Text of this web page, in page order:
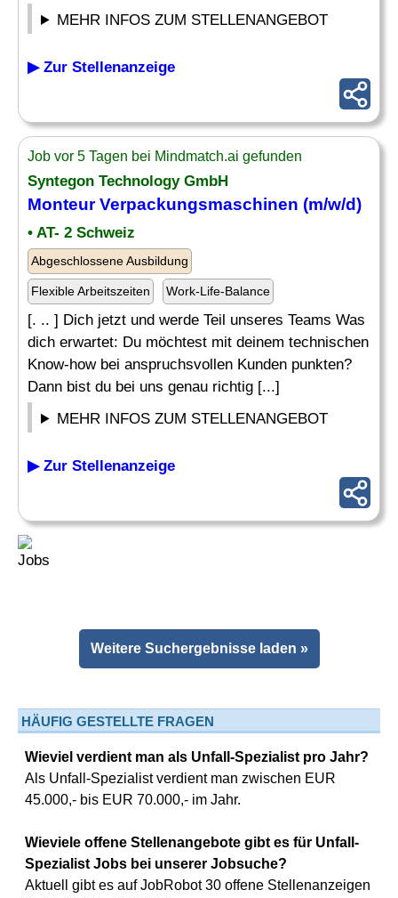
MEHR INFOS ZUM STELLENANGEBOT
▶ Zur Stellenanzeige
Job vor 5 Tagen bei Mindmatch.ai gefunden
Syntegon Technology GmbH
Monteur Verpackungsmaschinen (m/w/d)
• AT- 2 Schweiz
Abgeschlossene Ausbildung
Flexible Arbeitszeiten Work-Life-Balance
[. .. ] Dich jetzt und werde Teil unseres Teams Was
dich erwartet: Du möchtest mit deinem technischen
Know-how bei anspruchsvollen Kunden punkten?
Dann bist du bei uns genau richtig [...]
MEHR INFOS ZUM STELLENANGEBOT
▶ Zur Stellenanzeige
Weitere Suchergebnisse laden »
HÄUFIG GESTELLTE FRAGEN
Wieviel verdient man als Unfall-Spezialist pro Jahr?
Als Unfall-Spezialist verdient man zwischen EUR
45.000,- bis EUR 70.000,- im Jahr.
Wieviele offene Stellenangebote gibt es für Unfall-
Spezialist Jobs bei unserer Jobsuche?
Aktuell gibt es auf JobRobot 30 offene Stellenanzeigen